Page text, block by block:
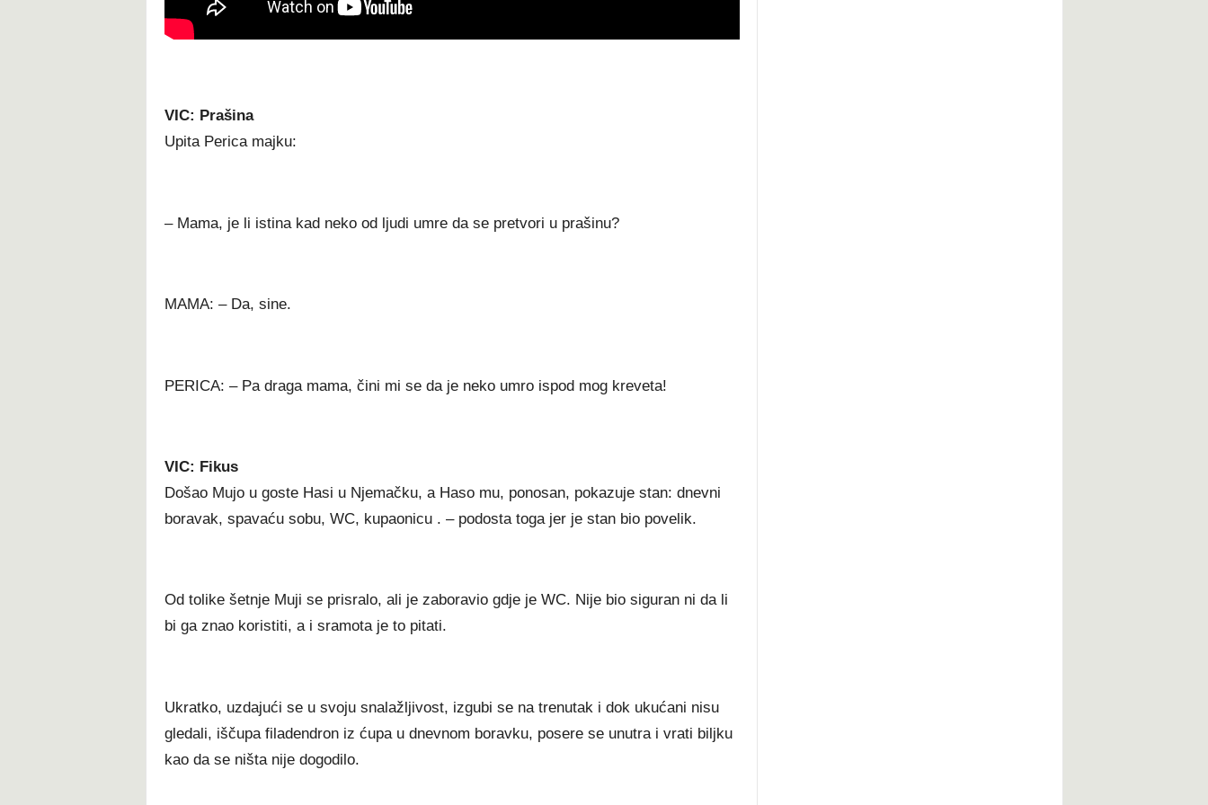
VIC: Prašina
Upita Perica majku:
– Mama, je li istina kad neko od ljudi umre da se pretvori u prašinu?
MAMA: – Da, sine.
PERICA: – Pa draga mama, čini mi se da je neko umro ispod mog kreveta!
VIC: Fikus
Došao Mujo u goste Hasi u Njemačku, a Haso mu, ponosan, pokazuje stan: dnevni
boravak, spavaću sobu, WC, kupaonicu . – podosta toga jer je stan bio povelik.
Od tolike šetnje Muji se prisralo, ali je zaboravio gdje je WC. Nije bio siguran ni da li
bi ga znao koristiti, a i sramota je to pitati.
Ukratko, uzdajući se u svoju snalažljivost, izgubi se na trenutak i dok ukućani nisu
gledali, iščupa filadendron iz ćupa u dnevnom boravku, posere se unutra i vrati biljku
kao da se ništa nije dogodilo.